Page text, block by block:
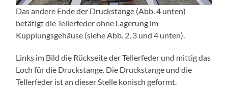
Das andere Ende der Druckstange (Abb. 4 unten)
betätigt die Tellerfeder ohne Lagerung im
Kupplungsgehäuse (siehe Abb. 2, 3 und 4 unten).
Links im Bild die Rückseite der Tellerfeder und mittig das
Loch für die Druckstange. Die Druckstange und die
Tellerfeder ist an dieser Stelle konisch geformt.